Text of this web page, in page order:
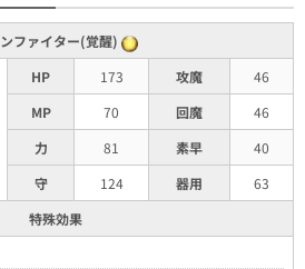
ファイター(覚醒)
HP
173 攻魔
46
MP
70 回魔
46
力
81 素早
40
守
124 器用
63
特殊効果